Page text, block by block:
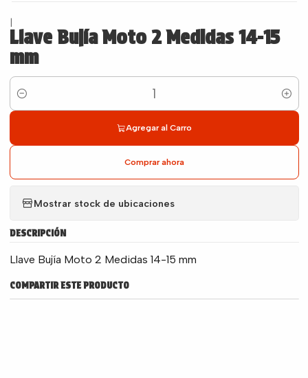
Llave Bujía Moto 2 Medidas 14-15
mm
Cantidad
Agregar al Carro
Comprar ahora
Mostrar stock de ubicaciones
DESCRIPCIÓN
Llave Bujía Moto 2 Medidas 14-15 mm
COMPARTIR ESTE PRODUCTO